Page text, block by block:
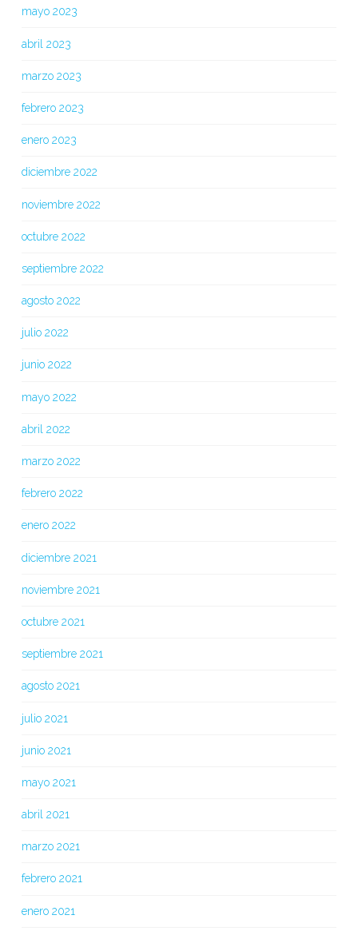
mayo 2023
abril 2023
marzo 2023
febrero 2023
enero 2023
diciembre 2022
noviembre 2022
octubre 2022
septiembre 2022
agosto 2022
julio 2022
junio 2022
mayo 2022
abril 2022
marzo 2022
febrero 2022
enero 2022
diciembre 2021
noviembre 2021
octubre 2021
septiembre 2021
agosto 2021
julio 2021
junio 2021
mayo 2021
abril 2021
marzo 2021
febrero 2021
enero 2021